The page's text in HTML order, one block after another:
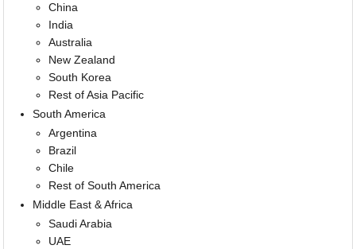
China
India
Australia
New Zealand
South Korea
Rest of Asia Pacific
South America
Argentina
Brazil
Chile
Rest of South America
Middle East & Africa
Saudi Arabia
UAE